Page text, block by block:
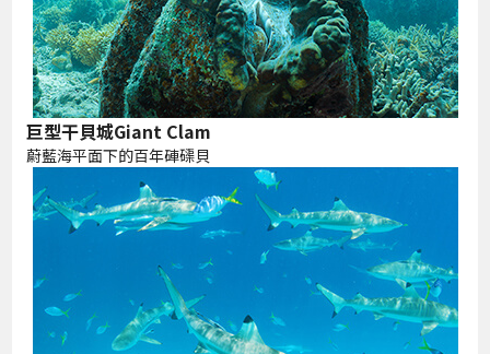
巨型干貝城Giant Clam
蔚藍海平面下的百年硨磲貝